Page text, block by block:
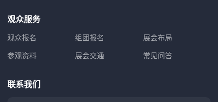
观众服务
观众报名 组团报名 展会布局
参观资料 展会交通 常见问答
联系我们